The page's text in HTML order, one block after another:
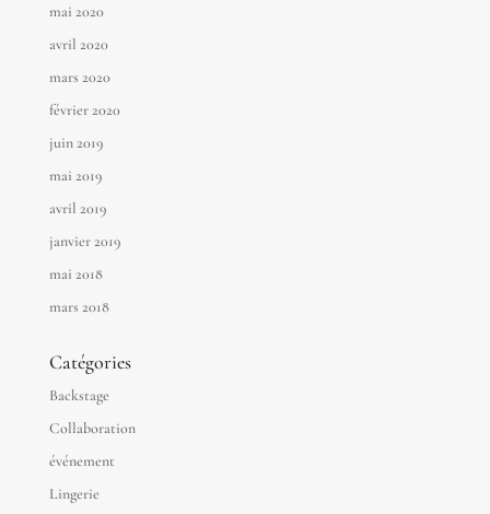
mai 2020
avril 2020
mars 2020
février 2020
juin 2019
mai 2019
avril 2019
janvier 2019
mai 2018
mars 2018
Catégories
Backstage
Collaboration
événement
Lingerie